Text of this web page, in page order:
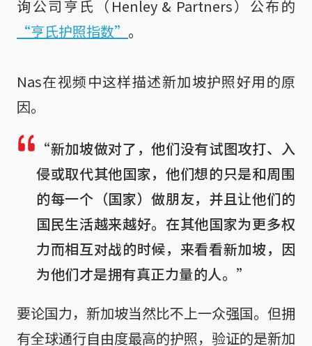
询公司亨氏（Henley & Partners）公布的
“亨氏护照指数” 。
Nas在视频中这样描述新加坡护照好用的原
因。
“新加坡做对了，他们没有试图攻打、入
侵或取代其他国家，他们想的只是和周围
的每一个（国家）做朋友，并且让他们的
国民生活越来越好。在其他国家为更多权
力而相互对战的时候，来看看新加坡，因
为他们才是拥有真正力量的人。”
要论国力，新加坡当然比不上一众强国。但拥
有全球通行自由度最高的护照，验证的是新加